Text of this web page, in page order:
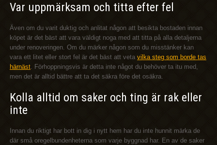
Var uppmärksam och titta efter fel
Även om du varit duktig och anlitat någon att besikta bostaden innan
köpet är det bäst att vara väldigt noga med att titta på alla detaljerna
under renoveringen. Om du märker någon som du misstänker kan
vara ett litet eller stort fel är det bäst att veta vilka steg som borde tas
härnäst. Förhoppningsvis är detta inte något du behöver ta itu med,
men det är alltid bättre att ta det säkra före det osäkra.
Kolla alltid om saker och ting är rak eller
inte
Innan du riktigt har bott in dig i nytt hem har du inte hunnit märka de
där små oregelbundenheterna som varje byggnad har. En av de saker